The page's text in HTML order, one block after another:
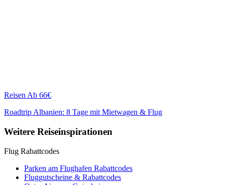
ReisenAb 66€
Roadtrip Albanien: 8 Tage mit Mietwagen & Flug
Weitere Reiseinspirationen
Flug Rabattcodes
Parken am Flughafen Rabattcodes
Fluggutscheine & Rabattcodes